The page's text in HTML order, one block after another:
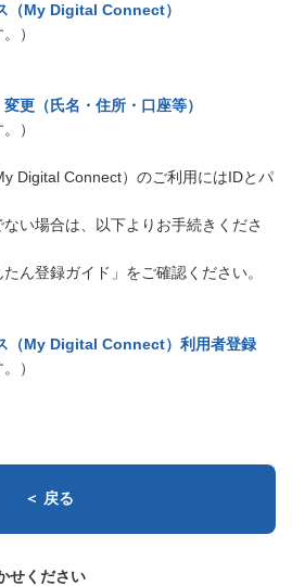
（My Digital Connect）
）
更（氏名・住所・口座等）
）
Digital Connect）のご利用にはIDとパ
い場合は、以下よりお手続きくださ
ん登録ガイド」をご確認ください。
（My Digital Connect）利用者登録
）
＜ 戻る
せください